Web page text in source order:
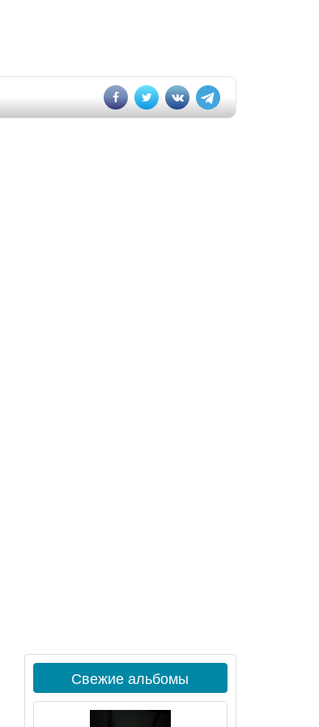
Свежие альбомы